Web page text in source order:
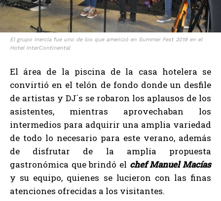
El grupo Inercia fue uno de los que amenizó en Summer Fest 2019 en el
Hotel InterContinental
El área de la piscina de la casa hotelera se
convirtió en el telón de fondo donde un desfile
de artistas y DJ´s se robaron los aplausos de los
asistentes, mientras aprovechaban los
intermedios para adquirir una amplia variedad
de todo lo necesario para este verano, además
de disfrutar de la amplia propuesta
gastronómica que brindó el chef Manuel Macías
y su equipo, quienes se lucieron con las finas
atenciones ofrecidas a los visitantes.